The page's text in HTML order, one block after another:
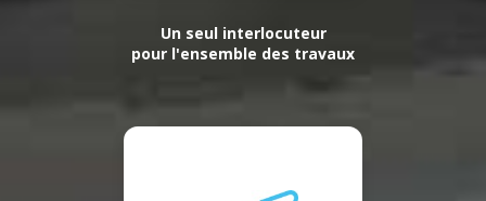
Un seul interlocuteur
pour l'ensemble des travaux